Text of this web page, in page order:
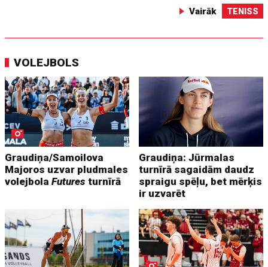
Vairāk TENISS
VOLEJBOLS
Graudiņa/Samoilova
Majoros uzvar pludmales
volejbolaFutures turnīrā
Graudiņa: Jūrmalas
turnīrā sagaidām daudz
spraigu spēļu, bet mērķis
ir uzvarēt